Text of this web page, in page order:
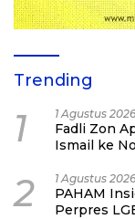
Trending
1 1 Agustus 2026
Fadli Zon
Ismail ke
2 1 Agustus 2026
PAHAM
Perpres